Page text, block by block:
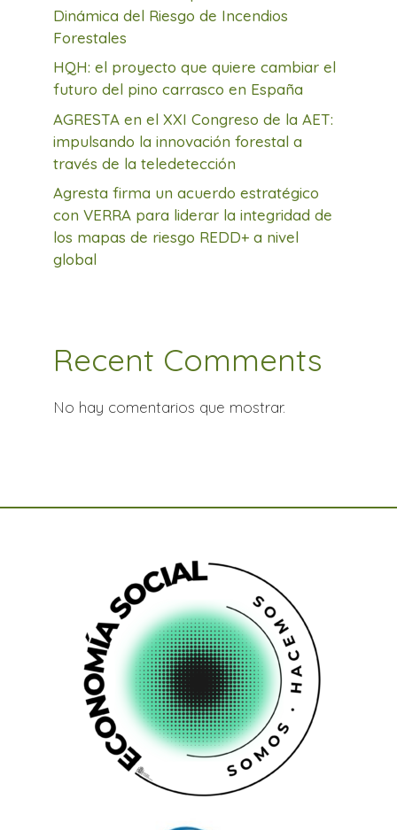
Dinámica del Riesgo de Incendios
Forestales
HQH: el proyecto que quiere cambiar el
futuro del pino carrasco en España
AGRESTA en el XXI Congreso de la AET:
impulsando la innovación forestal a
través de la teledetección
Agresta firma un acuerdo estratégico
con VERRA para liderar la integridad de
los mapas de riesgo REDD+ a nivel
global
Recent Comments
No hay comentarios que mostrar.